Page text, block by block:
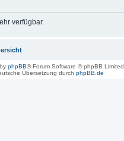
verfügbar.
phpBB® Forum Software © phpBB Limited
Übersetzung durch phpBB.de